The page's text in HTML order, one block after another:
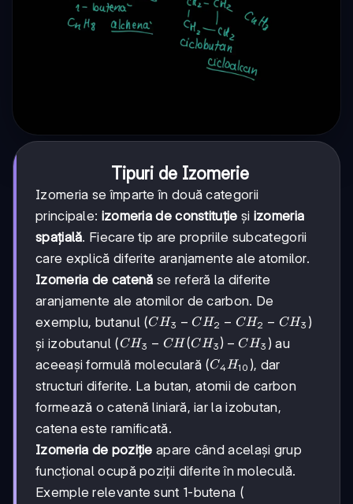
Tipuri de Izomerie
Izomeria se împarte în două categorii
principale: izomeria de constituție și izomeria
spațială. Fiecare tip are propriile subcategorii
care explică diferite aranjamente ale atomilor.
Izomeria de catenă se referă la diferite
aranjamente ale atomilor de carbon. De
exemplu, butanul (CH_3-
CH_2-
CH_2-
CH_3
CH3 − CH2 − CH2 − CH3 )
și izobutanul (CH_3-
CH(CH_3)-
CH_3
CH3 − CH (CH3 ) − CH3 ) au
aceeași formulă moleculară (C_4H_{10}
C4H10 ), dar
structuri diferite. La butan, atomii de carbon
formează o catenă liniară, iar la izobutan,
catena este ramificată.
Izomeria de poziție apare când același grup
funcțional ocupă poziții diferite în moleculă.
Exemple relevante sunt 1-butena (